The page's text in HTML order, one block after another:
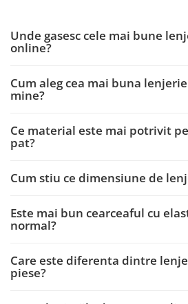
Unde gasesc cele mai bune
online?
Cum aleg cea mai buna
mine?
Ce material este mai potrivit
pat?
Cum stiu ce dimensiune de
Este mai bun cearceaful cu
normal?
Care este diferenta dintre
piese?